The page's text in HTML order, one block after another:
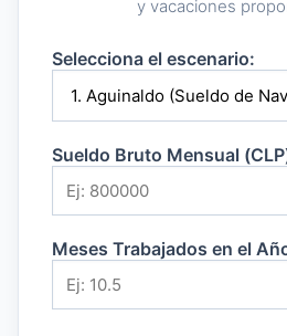
y vacaciones
Selecciona el escenario:
Sueldo Bruto Mensual
Meses Trabajados en el